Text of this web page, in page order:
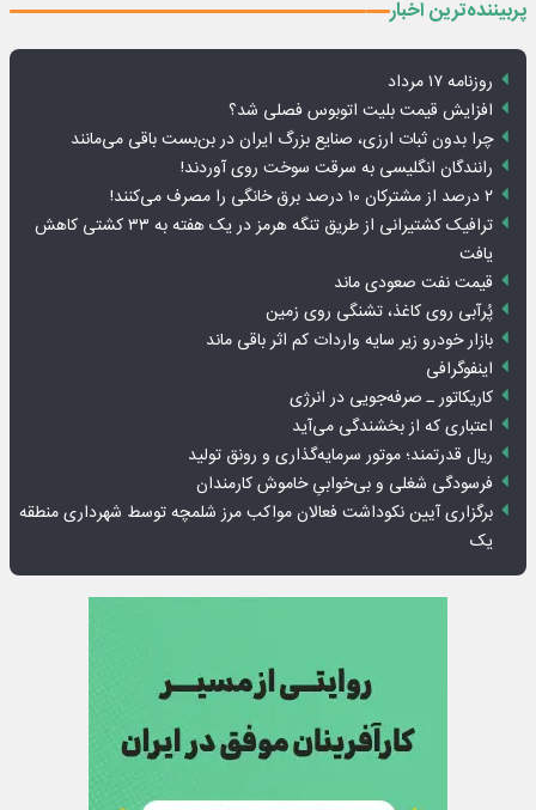
پربیننده‌ترین اخبار
روزنامه ۱۷ مرداد
افزایش قیمت بلیت اتوبوس فصلی شد؟
چرا بدون ثبات ارزی، صنایع بزرگ ایران در بن‌بست باقی می‌مانند
رانندگان انگلیسی به سرقت سوخت روی آوردند!
۲ درصد از مشترکان ۱۰ درصد برق خانگی را مصرف می‌کنند!
ترافیک کشتیرانی از طریق تنگه هرمز در یک هفته به ۳۳ کشتی کاهش
یافت
قیمت نفت صعودی ماند
پُرآبی روی کاغذ، تشنگی روی زمین
بازار خودرو زیر سایه واردات کم اثر باقی ماند
اینفوگرافی
کاریکاتور ـ صرفه‌جویی در انرژی
اعتباری که از بخشندگی می‌آید
ریال قدرتمند؛ موتور سرمایه‌گذاری و رونق تولید
فرسودگی شغلی و بی‌خوابیِ خاموش کارمندان
برگزاری آیین نکوداشت فعالان مواکب مرز شلمچه توسط شهرداری منطقه
یک